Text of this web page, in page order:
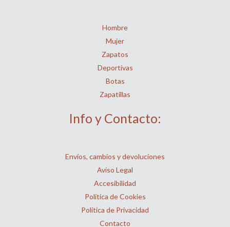
Hombre
Mujer
Zapatos
Deportivas
Botas
Zapatillas
Info y Contacto:
Envíos, cambios y devoluciones
Aviso Legal
Accesibilidad
Política de Cookies
Política de Privacidad
Contacto